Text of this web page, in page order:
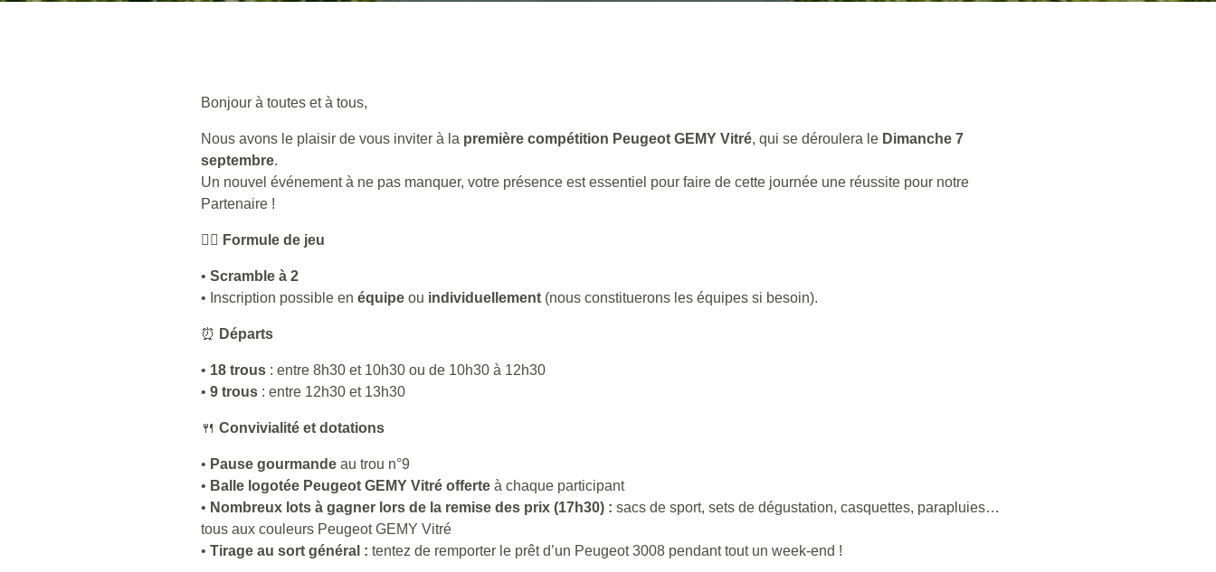
Bonjour à toutes et à tous,
Nous avons le plaisir de vous inviter à la première compétition Peugeot GEMY Vitré, qui se déroulera le Dimanche 7
septembre.
Un nouvel événement à ne pas manquer, votre présence est essentiel pour faire de cette journée une réussite pour notre
Partenaire !
🏌️‍♂️ Formule de jeu
• Scramble à 2
• Inscription possible en équipe ou individuellement (nous constituerons les équipes si besoin).
⏰ Départs
• 18 trous : entre 8h30 et 10h30 ou de 10h30 à 12h30
• 9 trous : entre 12h30 et 13h30
🍴 Convivialité et dotations
• Pause gourmande au trou n°9
• Balle logotée Peugeot GEMY Vitré offerte à chaque participant
• Nombreux lots à gagner lors de la remise des prix (17h30) : sacs de sport, sets de dégustation, casquettes, parapluies…
tous aux couleurs Peugeot GEMY Vitré
• Tirage au sort général : tentez de remporter le prêt d’un Peugeot 3008 pendant tout un week-end !